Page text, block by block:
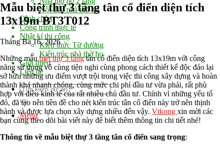
Nội thất nhà thờ họ
Đình chùa
Công trình thực tế
Nhật kí thi công
Kiến thức Từ đường
Kiến trúc nhà thờ họ
Giới thiệu
Liên hệ
Menu
Mẫu biệt thự 3 tầng tân cổ điển diện tích
13x19m BT3T012
Tháng Ba 16, 2026
Những mẫubiệt thự 3 tầngtân cổ điển diện tích 13x19m với công
năng sử dụng vô cùng tiện nghi cùng phong cách thiết kế độc đáo lại
sở hữu những ưu điểm vượt trội trong việc thi công xây dựng và hoàn
thành khá nhanh chóng, cùng mức chi phí đầu tư vừa phải, rất phù
hợp với điều kinh tế của rất nhiều chủ đầu tư. Chính vì những yếu tố
đó, đã tạo nên tiền đề cho nét kiến trúc tân cổ điển này trở nên thịnh
hành và được lựa chọn xây dựng nhiều đến vậy. Vtkong xin mời các
bạn cùng theo dõi bài viết này để biết thêm thông tin chi tiết nhé!
Thông tin về mẫu biệt thự 3 tầng tân cổ điển sang trọng: